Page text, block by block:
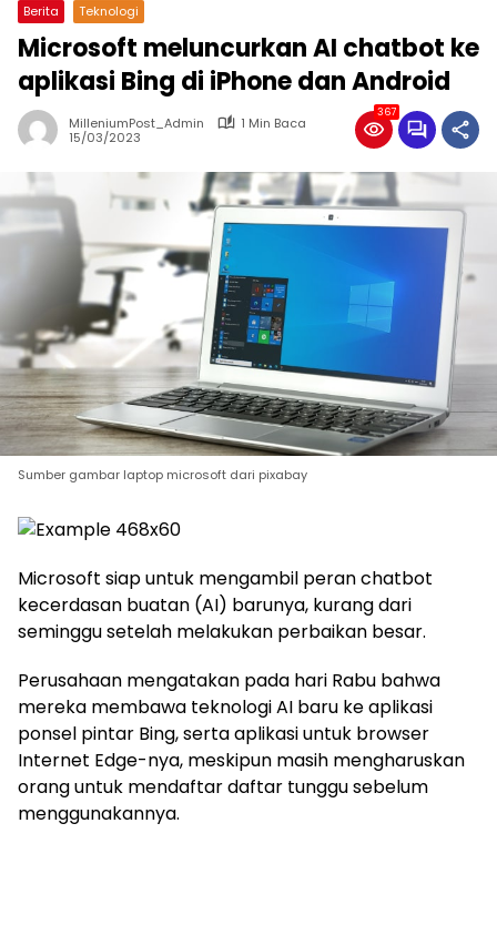
Berita Teknologi
Microsoft meluncurkan AI chatbot ke
aplikasi Bing di iPhone dan Android
MilleniumPost_Admin
1 Min Baca
15/03/2023
367
Sumber gambar laptop microsoft dari pixabay
Microsoft siap untuk mengambil peran chatbot
kecerdasan buatan (AI) barunya, kurang dari
seminggu setelah melakukan perbaikan besar.
Perusahaan mengatakan pada hari Rabu bahwa
mereka membawa teknologi AI baru ke aplikasi
ponsel pintar Bing, serta aplikasi untuk browser
Internet Edge-nya, meskipun masih mengharuskan
orang untuk mendaftar daftar tunggu sebelum
menggunakannya.